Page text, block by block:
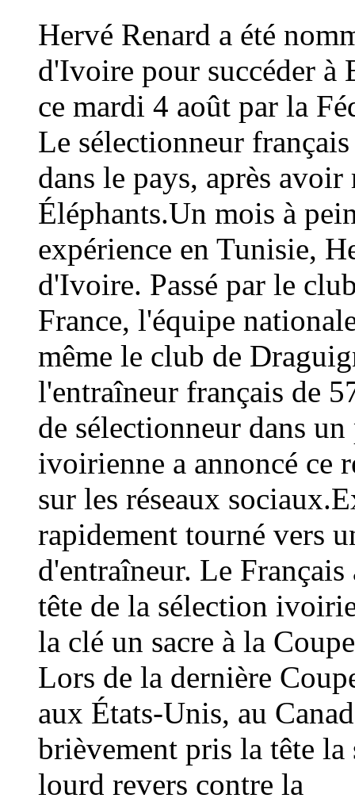
Hervé Renard a été
d'Ivoire pour succéder à
ce mardi 4 août par la
Le sélectionneur
dans le pays, après
Éléphants.Un mois à
expérience en Tunisie,
d'Ivoire. Passé par le
France, l'équipe
même le club de
l'entraîneur français de
de sélectionneur dans
ivoirienne a annoncé ce
sur les réseaux
rapidement tourné vers
d'entraîneur. Le
tête de la sélection
la clé un sacre à la
Lors de la dernière
aux États-Unis, au
brièvement pris la tête
lourd revers contre la